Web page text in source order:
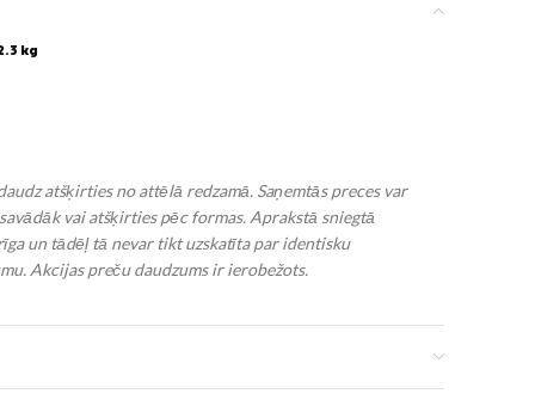
kg
atšķirties no attēlā redzamā. Saņemtās preces var
vai atšķirties pēc formas. Aprakstā sniegtā
un tādēļ tā nevar tikt uzskatīta par identisku
Akcijas preču daudzums ir ierobežots.